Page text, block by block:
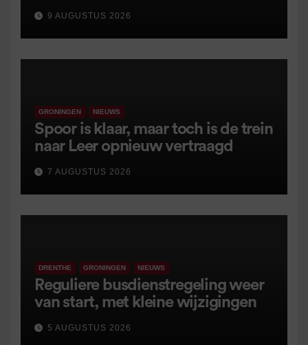
9 AUGUSTUS 2026
GRONINGEN NIEUWS
Spoor is klaar, maar toch is de trein
naar Leer opnieuw vertraagd
7 AUGUSTUS 2026
DRENTHE GRONINGEN NIEUWS
Reguliere busdienstregeling weer
van start, met kleine wijzigingen
5 AUGUSTUS 2026